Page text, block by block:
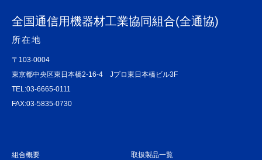
全国通信用機器材工業協同組合(全通協)
所在地
〒103-0004
東京都中央区東日本橋2-16-4 Jプロ東日本橋ビル3F
TEL:03-6665-0111
FAX:03-5835-0730
組合概要
取扱製品一覧